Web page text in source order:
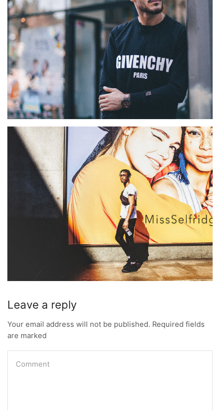
Leave a reply
Your email address will not be published. Required fields
are marked